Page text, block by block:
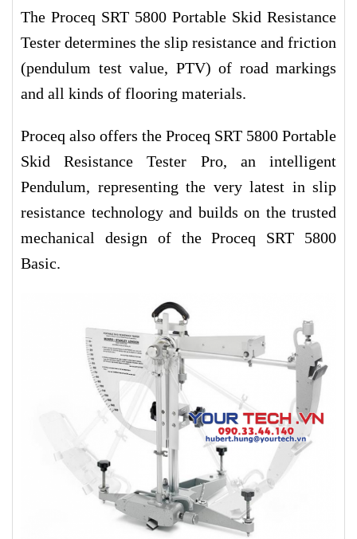
The Proceq SRT 5800 Portable Skid Resistance
Tester determines the slip resistance and friction
(pendulum test value, PTV) of road markings
and all kinds of flooring materials.
Proceq also offers the Proceq SRT 5800 Portable
Skid Resistance Tester Pro, an intelligent
Pendulum, representing the very latest in slip
resistance technology and builds on the trusted
mechanical design of the Proceq SRT 5800
Basic.